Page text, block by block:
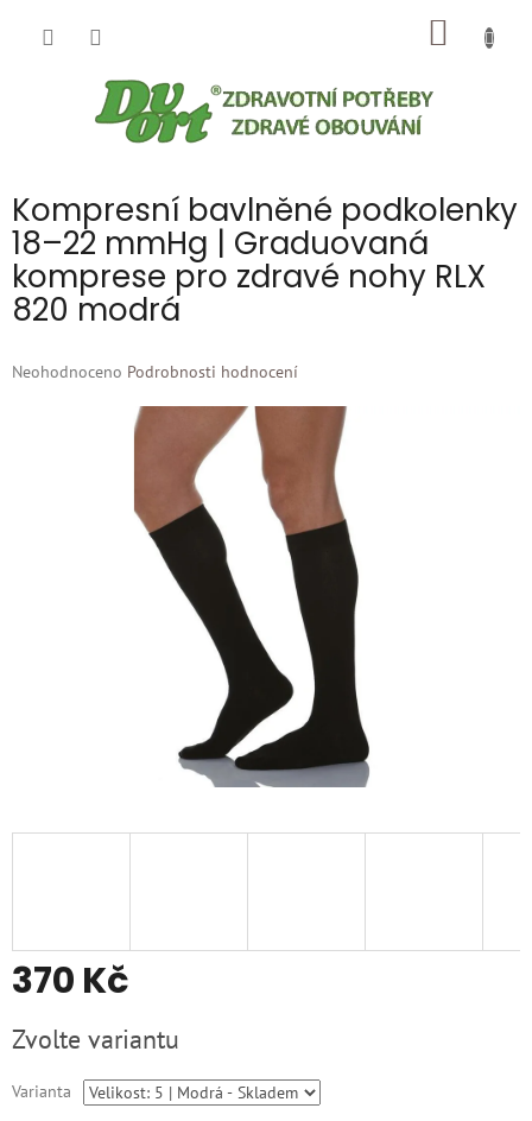
Kompresní bavlněné podkolenky
18–22 mmHg | Graduovaná
komprese pro zdravé nohy RLX
820 modrá
Průměrné
Neohodnoceno Podrobnosti hodnocení
370 Kč
cena:
Zvolte variantu
Varianta